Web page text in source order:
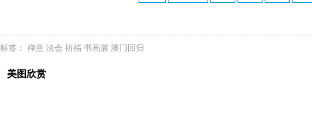
标签： 禅意 法会 祈福 书画展 澳门回归
美图欣赏